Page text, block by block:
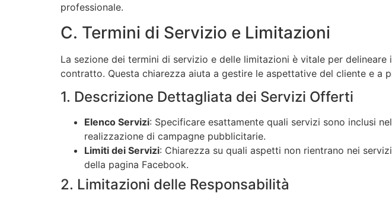
professionale.
C. Termini di Servizio e Limitazioni
La sezione dei termini di servizio e delle limitazioni è vitale per
contratto. Questa chiarezza aiuta a gestire le aspettative del cliente e a
1. Descrizione Dettagliata dei Servizi Offerti
Elenco Servizi: Specificare esattamente quali servizi sono inclusi
realizzazione di campagne pubblicitarie.
Limiti dei Servizi: Chiarezza su quali aspetti non rientrano nei
della pagina Facebook.
2. Limitazioni delle Responsabilità